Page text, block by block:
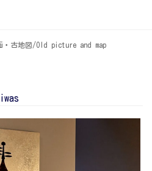
・古地図/Old picture and map